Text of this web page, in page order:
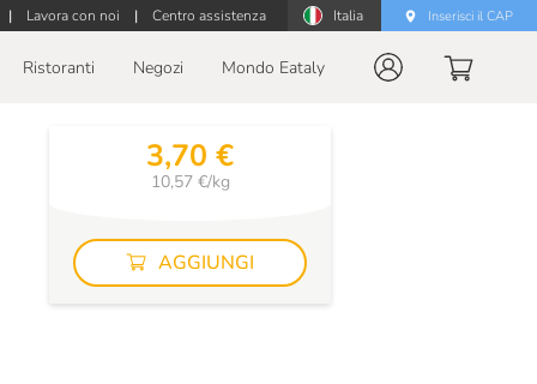
| Lavora con noi | Centro assistenza Italia Inserisci il CAP
Ristoranti Negozi Mondo Eataly
3,70 €
10,57 €/kg
AGGIUNGI